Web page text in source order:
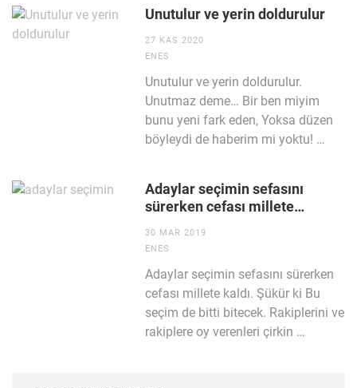
Unutulur ve yerin doldurulur
27 KAS 2020
ENES
Unutulur ve yerin doldurulur.
Unutmaz deme… Bir ben miyim
bunu yeni fark eden, Yoksa düzen
böyleydi de haberim mi yoktu! …
Adaylar seçimin sefasını
sürerken cefası millete…
30 MAR 2019
ENES
Adaylar seçimin sefasını sürerken
cefası millete kaldı. Şükür ki Bu
seçim de bitti bitecek. Rakiplerini ve
rakiplere oy verenleri çirkin …